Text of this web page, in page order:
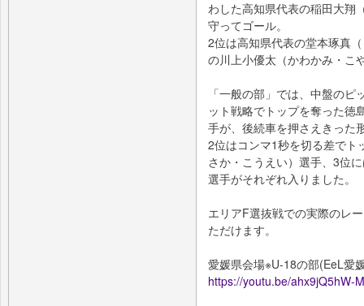
わした高知県代表の稲田大翔
守ってゴール。
2位は高知県代表の堂本琢真
の川上小優太（かわかみ・こ
「一般の部」では、中盤の
ット戦略でトップを奪った徳
手が、後続車を押さえきった
2位はコンマ1秒を切る差でト
さか・こうえい）選手、3位
選手がそれぞれ入りました。
エリアF選抜戦での実際のレ
ただけます。
愛媛県会場※U-18の部(EeL愛
https://youtu.be/ahx9jQ5hW-M